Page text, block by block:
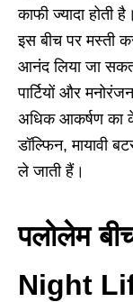
काफी ज्यादा होती
इस बीच पर मस्ती
आनंद लिया जा
पार्टियों और
अधिक आकर्षण का
डॉल्फिन,मायावी
ले जाती हैं।
पलोलेम
Night